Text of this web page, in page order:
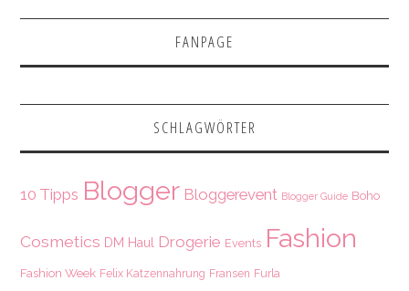
FANPAGE
SCHLAGWÖRTER
10 Tipps Blogger Bloggerevent Blogger Guide Boho
Cosmetics DM Haul Drogerie Events Fashion
Fashion Week Felix Katzennahrung Fransen Furla